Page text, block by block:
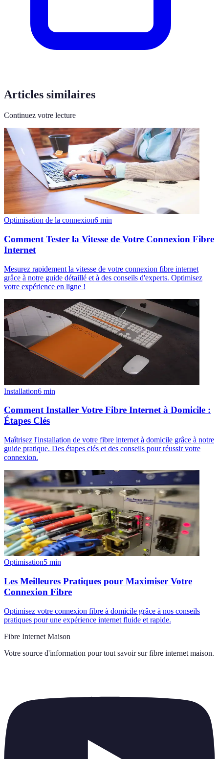
Articles similaires
Continuez votre lecture
Optimisation de la connexion6 min
Comment Tester la Vitesse de Votre Connexion Fibre
Internet
Mesurez rapidement la vitesse de votre connexion fibre internet
grâce à notre guide détaillé et à des conseils d'experts. Optimisez
votre expérience en ligne !
Installation6 min
Comment Installer Votre Fibre Internet à Domicile :
Étapes Clés
Maîtrisez l'installation de votre fibre internet à domicile grâce à notre
guide pratique. Des étapes clés et des conseils pour réussir votre
connexion.
Optimisation5 min
Les Meilleures Pratiques pour Maximiser Votre
Connexion Fibre
Optimisez votre connexion fibre à domicile grâce à nos conseils
pratiques pour une expérience internet fluide et rapide.
Fibre Internet Maison
Votre source d'information pour tout savoir sur fibre internet maison.